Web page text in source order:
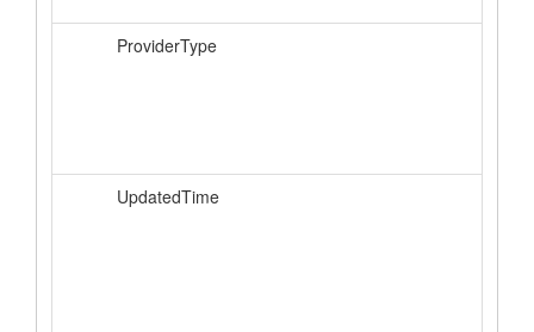
ProviderType
UpdatedTime